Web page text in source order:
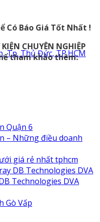
Có Báo Giá Tốt Nhất !
CHUYÊN NGHIỆP
Tp. Thủ Đức, TP.HCM
tham khảo thêm:
Quận 6
– Những điều doanh
giá rẻ nhất tphcm
DB Technologies DVA
Technologies DVA
Gò Vấp